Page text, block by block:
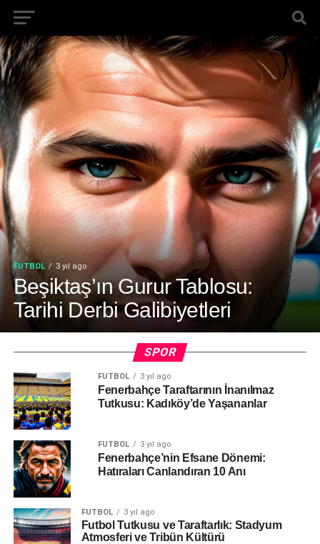
FUTBOL 3 yıl ago
Beşiktaş’ın Gurur Tablosu:
Tarihi Derbi Galibiyetleri
SPOR
FUTBOL 3 yıl ago
Fenerbahçe Taraftarının İnanılmaz
Tutkusu: Kadıköy’de Yaşananlar
FUTBOL 3 yıl ago
Fenerbahçe’nin Efsane Dönemi:
Hatıraları Canlandıran 10 Anı
FUTBOL 3 yıl ago
Futbol Tutkusu ve Taraftarlık: Stadyum
Atmosferi ve Tribün Kültürü